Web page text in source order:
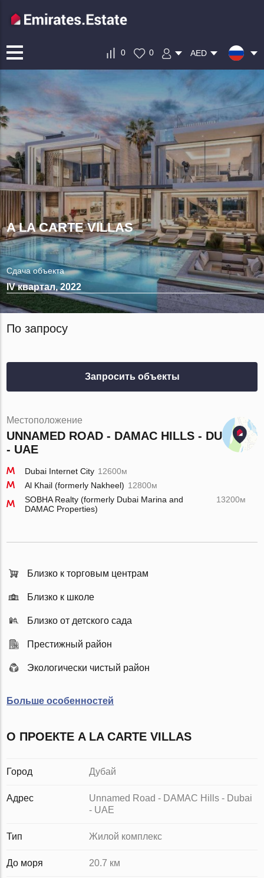
0 0 AED
A LA CARTE VILLAS
Сдача объекта
IV квартал, 2022
По запросу
Запросить объекты
Местоположение
UNNAMED ROAD - DAMAC HILLS - DUBAI
- UAE
Dubai Internet City 12600м
Al Khail (formerly Nakheel) 12800м
SOBHA Realty (formerly Dubai Marina and
DAMAC Properties)
13200м
Близко к торговым центрам
Близко к школе
Близко от детского сада
Престижный район
Экологически чистый район
Больше особенностей
О ПРОЕКТЕ A LA CARTE VILLAS
Город Дубай
Адрес
Unnamed Road - DAMAC Hills - Dubai
- UAE
Тип Жилой комплекс
До моря 20.7 км